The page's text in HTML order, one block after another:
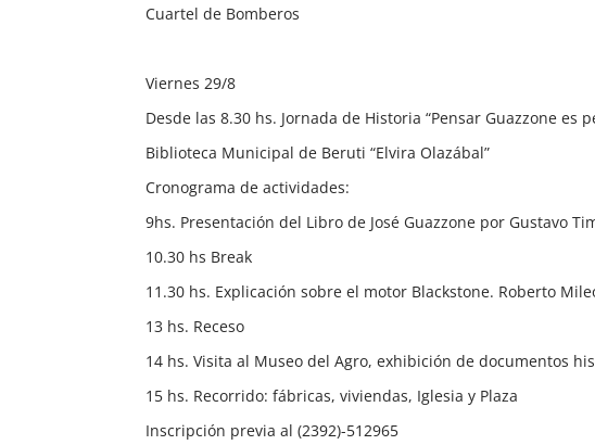
Cuartel de Bomberos
Viernes 29/8
Desde las 8.30 hs. Jornada de Historia “Pensar Guazzone es
Biblioteca Municipal de Beruti “Elvira Olazábal”
Cronograma de actividades:
9hs. Presentación del Libro de José Guazzone por Gustavo
10.30 hs Break
11.30 hs. Explicación sobre el motor Blackstone. Roberto
13 hs. Receso
14 hs. Visita al Museo del Agro, exhibición de documentos
15 hs. Recorrido: fábricas, viviendas, Iglesia y Plaza
Inscripción previa al (2392)-512965